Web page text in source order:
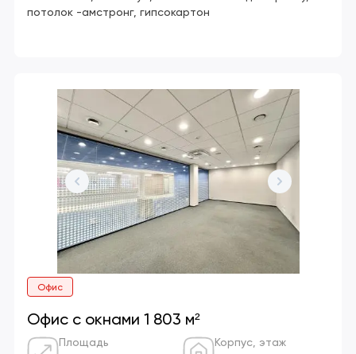
потолок -амстронг, гипсокартон
Офис
Офис с окнами 1 803 м²
Площадь
Корпус, этаж